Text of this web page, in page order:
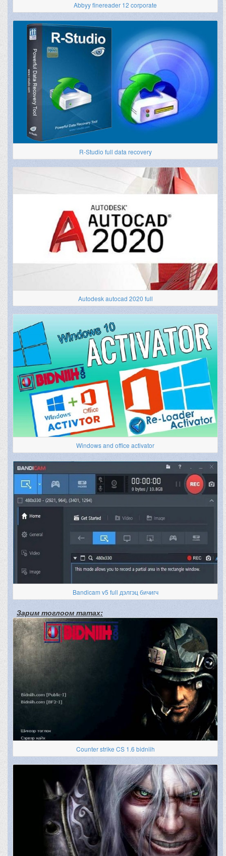
Abbyy finereader 12 corporate
R-Studio full data recovery
Autodesk autocad 2020 full
Windows and office activator
Bandicam v5 full дэлгэц бичигч
Зарим тоглоом татах:
Counter strike CS 1.6 bidniih